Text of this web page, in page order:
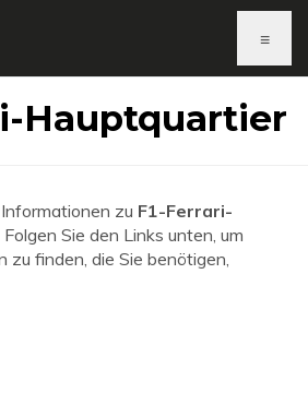
≡
Hauptquartier
zu F1-Ferrari-
Folgen Sie den Links unten, um
zu finden, die Sie benötigen,